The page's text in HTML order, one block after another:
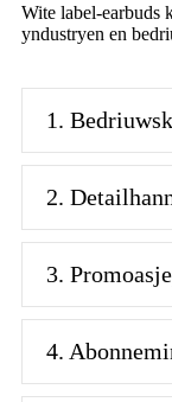
Wite label-earbuds
yndustryen en
1.
2.
3.
4.